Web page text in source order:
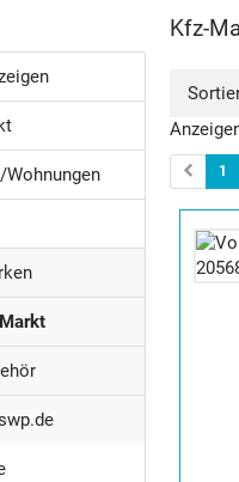
&
Sie mit Tab
Rubrik:
Kfz-
1
Anzeige